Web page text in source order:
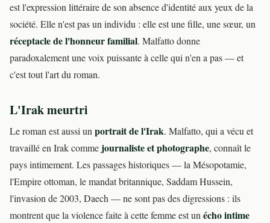
est l'expression littéraire de son absence d'identité aux yeux de la
société. Elle n'est pas un individu : elle est une fille, une sœur, un
réceptacle de l'honneur familial. Malfatto donne
paradoxalement une voix puissante à celle qui n'en a pas — et
c'est tout l'art du roman.
L'Irak meurtri
Le roman est aussi unportrait de l'Irak. Malfatto, qui a vécu et
travaillé en Irak comme journaliste et photographe, connaît le
pays intimement. Les passages historiques — la Mésopotamie,
l'Empire ottoman, le mandat britannique, Saddam Hussein,
l'invasion de 2003, Daech — ne sont pas des digressions : ils
montrent que la violence faite à cette femme est unécho intime